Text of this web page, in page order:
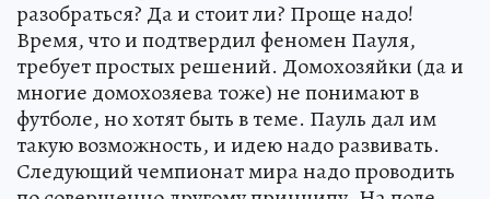
разобраться? Да и стоит ли? Проще надо!
Время, что и подтвердил феномен Пауля,
требует простых решений. Домохозяйки (да и
многие домохозяева тоже) не понимают в
футболе, но хотят быть в теме. Пауль дал им
такую возможность, и идею надо развивать.
Следующий чемпионат мира надо проводить